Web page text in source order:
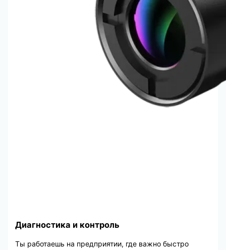
Диагностика и контроль
Ты работаешь на предприятии, где важно быстро